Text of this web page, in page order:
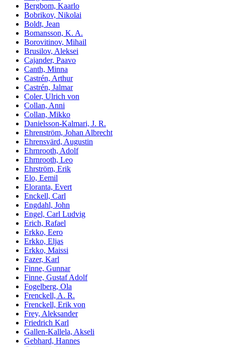
Bergbom, Kaarlo
Bobrikov, Nikolai
Boldt, Jean
Bomansson, K. A.
Borovitinov, Mihail
Brusilov, Aleksei
Cajander, Paavo
Canth, Minna
Castrén, Arthur
Castrén, Jalmar
Coler, Ulrich von
Collan, Anni
Collan, Mikko
Danielsson-Kalmari, J. R.
Ehrenström, Johan Albrecht
Ehrensvärd, Augustin
Ehrnrooth, Adolf
Ehrnrooth, Leo
Ehrström, Erik
Elo, Eemil
Eloranta, Evert
Enckell, Carl
Engdahl, John
Engel, Carl Ludvig
Erich, Rafael
Erkko, Eero
Erkko, Eljas
Erkko, Maissi
Fazer, Karl
Finne, Gunnar
Finne, Gustaf Adolf
Fogelberg, Ola
Frenckell, A. R.
Frenckell, Erik von
Frey, Aleksander
Friedrich Karl
Gallen-Kallela, Akseli
Gebhard, Hannes